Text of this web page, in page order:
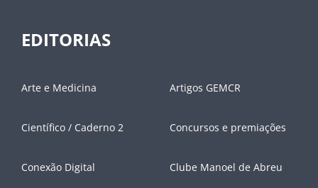
EDITORIAS
Arte e Medicina Artigos GEMCR
Científico / Caderno 2 Concursos e premiações
Conexão Digital Clube Manoel de Abreu